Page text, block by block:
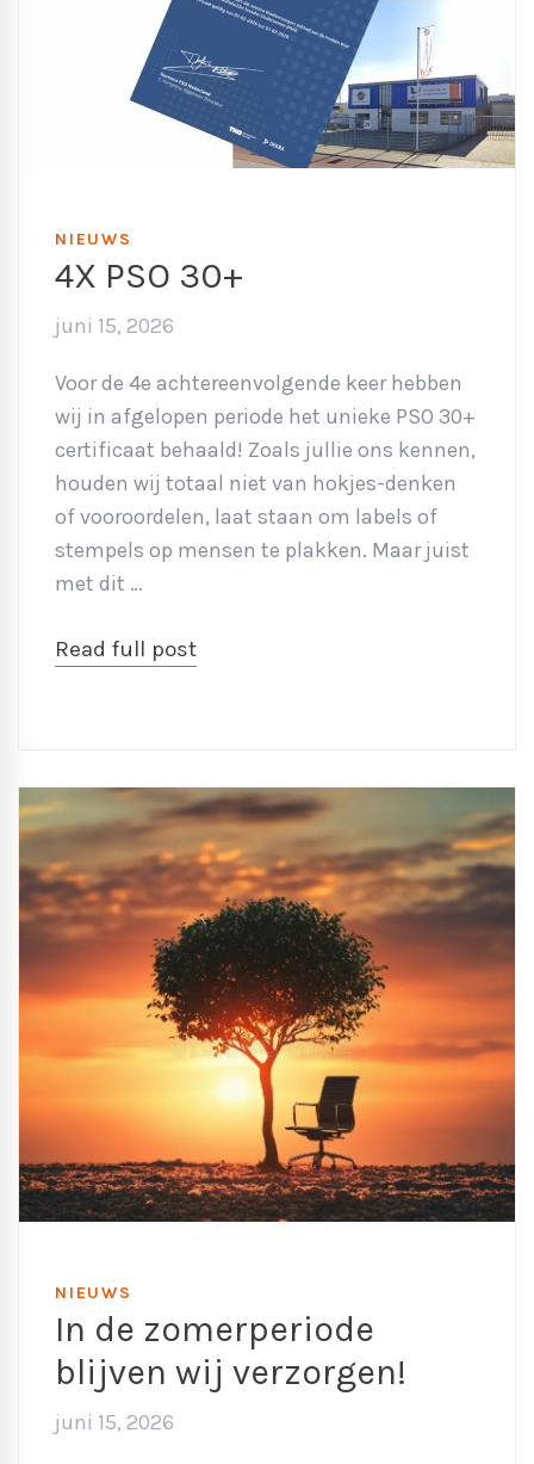
NIEUWS
4X PSO 30+
juni 15, 2026
Voor de 4e achtereenvolgende keer hebben
wij in afgelopen periode het unieke PSO 30+
certificaat behaald! Zoals jullie ons kennen,
houden wij totaal niet van hokjes-denken
of vooroordelen, laat staan om labels of
stempels op mensen te plakken. Maar juist
met dit …
Read full post
NIEUWS
In de zomerperiode
blijven wij verzorgen!
juni 15, 2026